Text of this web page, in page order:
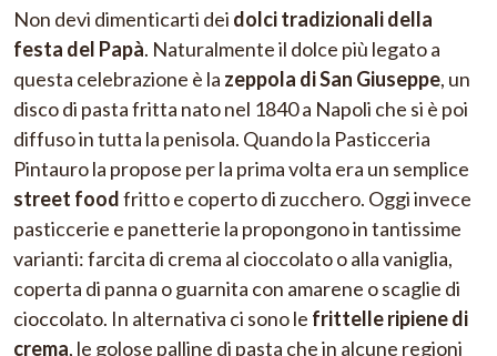
Non devi dimenticarti dei dolci tradizionali della
festa del Papà. Naturalmente il dolce più legato a
questa celebrazione è la zeppola di San Giuseppe, un
disco di pasta fritta nato nel 1840 a Napoli che si è poi
diffuso in tutta la penisola. Quando la Pasticceria
Pintauro la propose per la prima volta era un semplice
street foodfritto e coperto di zucchero. Oggi invece
pasticcerie e panetterie la propongono in tantissime
varianti: farcita di crema al cioccolato o alla vaniglia,
coperta di panna o guarnita con amarene o scaglie di
cioccolato. In alternativa ci sono le frittelle ripiene di
crema, le golose palline di pasta che in alcune regioni